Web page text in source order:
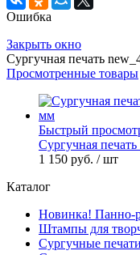
Ошибка
Закрыть окно
Сургучная печать
Просмотренные товары
Быстрый
Сургучная
1 150 руб. / шт
Каталог
Новинка! Панно-
Штампы для
Сургучные печати